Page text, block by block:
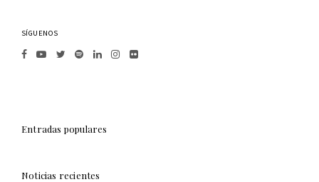
SÍGUENOS
Entradas populares
Noticias recientes